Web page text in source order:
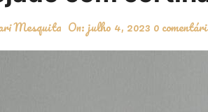
Mesquita On:julho 4, 2023 0